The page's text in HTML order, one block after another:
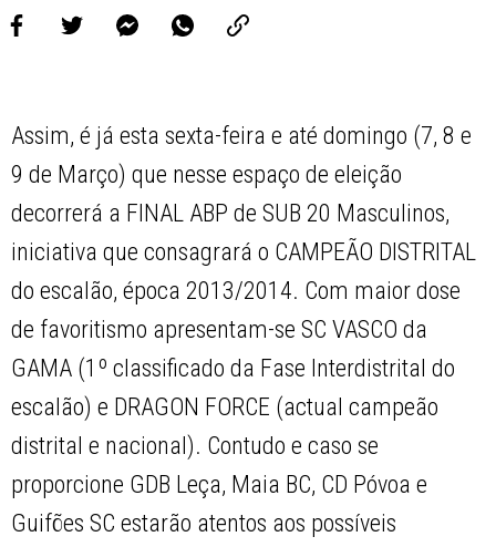
Assim, é já esta sexta-feira e até domingo (7, 8 e
9 de Março) que nesse espaço de eleição
decorrerá a FINAL ABP de SUB 20 Masculinos,
iniciativa que consagrará o CAMPEÃO DISTRITAL
do escalão, época 2013/2014. Com maior dose
de favoritismo apresentam-se SC VASCO da
GAMA (1º classificado da Fase Interdistrital do
escalão) e DRAGON FORCE (actual campeão
distrital e nacional). Contudo e caso se
proporcione GDB Leça, Maia BC, CD Póvoa e
Guifões SC estarão atentos aos possíveis